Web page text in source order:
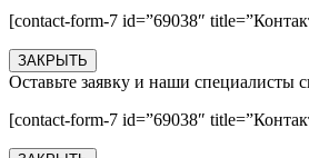
[contact-form-7 id=”69038″
ЗАКРЫТЬ
Оставьте заявку и наши специалисты
[contact-form-7 id=”69038″